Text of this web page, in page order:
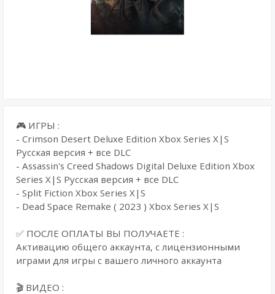
🎮 ИГРЫ :
- Crimson Desert Deluxe Edition Xbox Series X|S
Русская версия + все DLC
- Assassin's Creed Shadows Digital Deluxe Edition Xbox
Series X|S Русская версия + все DLC
- Split Fiction Xbox Series X|S
- Dead Space Remake ( 2023 ) Xbox Series X|S
✅ ПОСЛЕ ОПЛАТЫ ВЫ ПОЛУЧАЕТЕ :
Активацию общего аккаунта, с лицензионными
играми для игры с вашего личного аккаунта
🎬 ВИДЕО :